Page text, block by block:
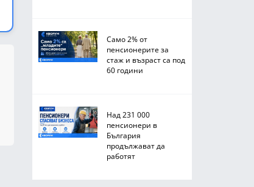
Само 2% от
пенсионерите за
стаж и възраст са под
60 години
Над 231 000
пенсионери в
България
продължават да
работят